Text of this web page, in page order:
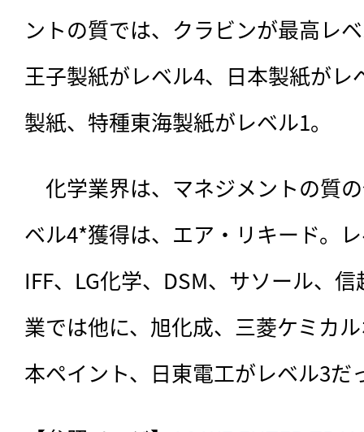
ントの質では、クラビンが最高レ
王子製紙がレベル4、日本製紙がレ
製紙、特種東海製紙がレベル1。
化学業界は、マネジメントの質
ベル4*獲得は、エア・リキード。
IFF、LG化学、DSM、サソール、
業では他に、旭化成、三菱ケミカ
本ペイント、日東電工がレベル3だ